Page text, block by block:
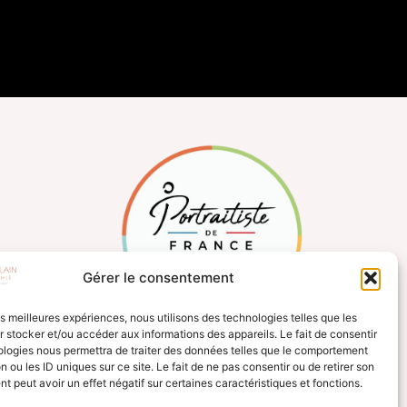
Gérer le consentement
meilleures expériences, nous utilisons des technologies telles que les
stocker et/ou accéder aux informations des appareils. Le fait de consentir
nous permettra de traiter des données telles que le comportement
ou les ID uniques sur ce site. Le fait de ne pas consentir ou de retirer son
peut avoir un effet négatif sur certaines caractéristiques et fonctions.